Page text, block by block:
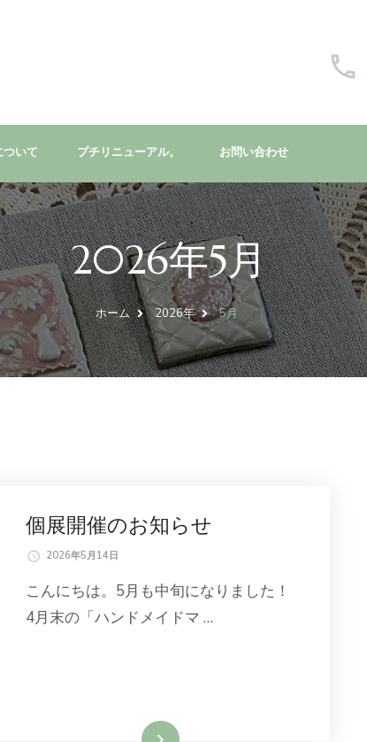
いて プチリニューアル。 お問い合わせ
2026年5月
ホーム 2026年 5月
個展開催のお知らせ
2026年5月14日
こんにちは。5月も中旬になりました！
4月末の「ハンドメイドマ …
続きを読む